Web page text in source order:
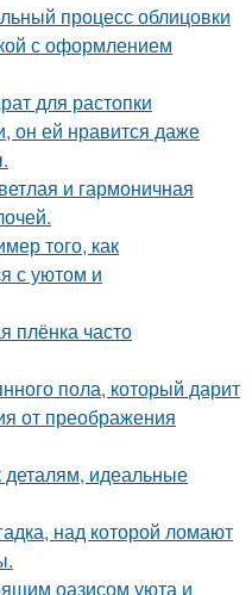
процесс облицовки
с оформлением
для растопки
он ей нравится даже
и гармоничная
того, как
с уютом и
плёнка часто
пола, который дарит
от преображения
деталям, идеальные
над которой ломают
оазисом уюта и